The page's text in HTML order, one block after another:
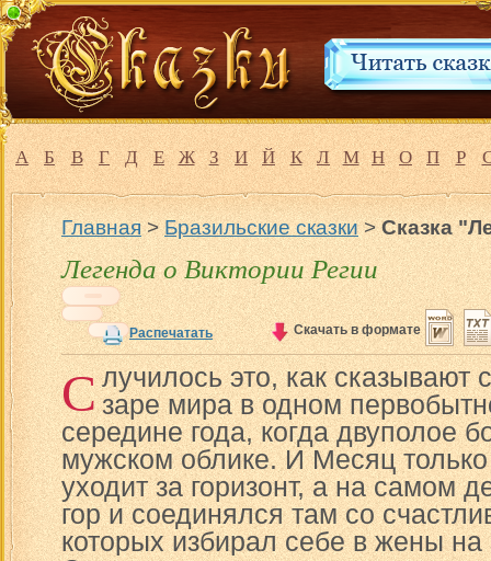
А Б В Г Д Е Ж З И Й К Л М Н О П Р
Главная>Бразильские сказки>Сказка
Легенда о Виктории Регии
Распечатать Скачать в формате
Случилось это, как сказывают
заре мира в одном
середине года, когда двуполое
мужском облике. И Месяц
уходит за горизонт, а на самом
гор и соединялся там со
которых избирал себе в жены на